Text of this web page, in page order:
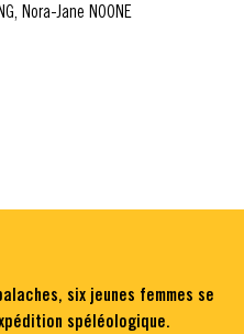
Nora-Jane NOONE
six jeunes femmes se
spéléologique.